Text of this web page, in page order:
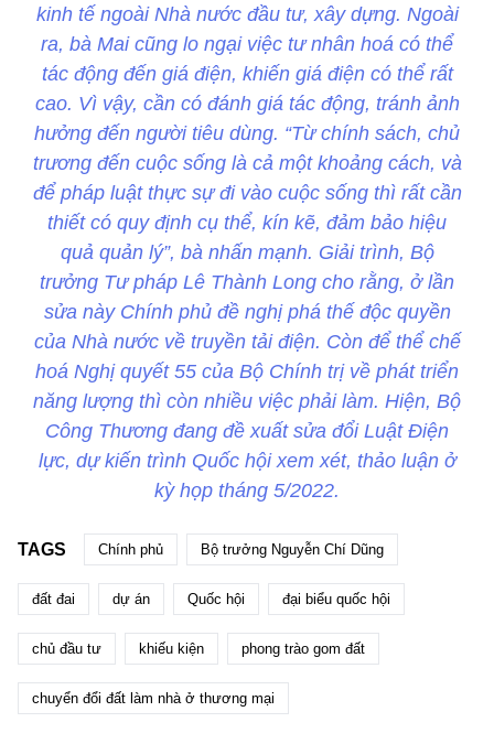
kinh tế ngoài Nhà nước đầu tư, xây dựng. Ngoài
ra, bà Mai cũng lo ngại việc tư nhân hoá có thể
tác động đến giá điện, khiến giá điện có thể rất
cao. Vì vậy, cần có đánh giá tác động, tránh ảnh
hưởng đến người tiêu dùng. “Từ chính sách, chủ
trương đến cuộc sống là cả một khoảng cách, và
để pháp luật thực sự đi vào cuộc sống thì rất cần
thiết có quy định cụ thể, kín kẽ, đảm bảo hiệu
quả quản lý”, bà nhấn mạnh. Giải trình, Bộ
trưởng Tư pháp Lê Thành Long cho rằng, ở lần
sửa này Chính phủ đề nghị phá thế độc quyền
của Nhà nước về truyền tải điện. Còn để thể chế
hoá Nghị quyết 55 của Bộ Chính trị về phát triển
năng lượng thì còn nhiều việc phải làm. Hiện, Bộ
Công Thương đang đề xuất sửa đổi Luật Điện
lực, dự kiến trình Quốc hội xem xét, thảo luận ở
kỳ họp tháng 5/2022.
TAGS Chính phủ Bộ trưởng Nguyễn Chí Dũng
đất đai dự án Quốc hội đại biểu quốc hội
chủ đầu tư khiếu kiện phong trào gom đất
chuyển đổi đất làm nhà ở thương mại